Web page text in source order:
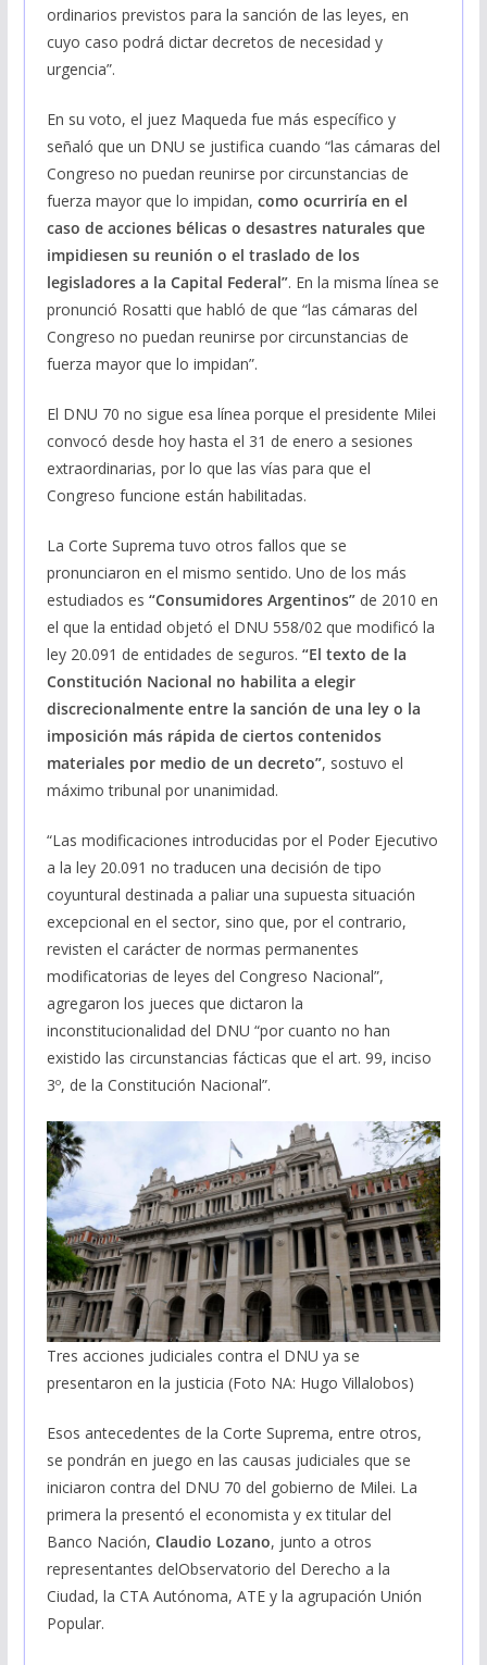
ordinarios previstos para la sanción de las leyes, en
cuyo caso podrá dictar decretos de necesidad y
urgencia”.
En su voto, el juez Maqueda fue más específico y
señaló que un DNU se justifica cuando “las cámaras del
Congreso no puedan reunirse por circunstancias de
fuerza mayor que lo impidan, como ocurriría en el
caso de acciones bélicas o desastres naturales que
impidiesen su reunión o el traslado de los
legisladores a la Capital Federal”. En la misma línea se
pronunció Rosatti que habló de que “las cámaras del
Congreso no puedan reunirse por circunstancias de
fuerza mayor que lo impidan”.
El DNU 70 no sigue esa línea porque el presidente Milei
convocó desde hoy hasta el 31 de enero a sesiones
extraordinarias, por lo que las vías para que el
Congreso funcione están habilitadas.
La Corte Suprema tuvo otros fallos que se
pronunciaron en el mismo sentido. Uno de los más
estudiados es “Consumidores Argentinos” de 2010 en
el que la entidad objetó el DNU 558/02 que modificó la
ley 20.091 de entidades de seguros. “El texto de la
Constitución Nacional no habilita a elegir
discrecionalmente entre la sanción de una ley o la
imposición más rápida de ciertos contenidos
materiales por medio de un decreto”, sostuvo el
máximo tribunal por unanimidad.
“Las modificaciones introducidas por el Poder Ejecutivo
a la ley 20.091 no traducen una decisión de tipo
coyuntural destinada a paliar una supuesta situación
excepcional en el sector, sino que, por el contrario,
revisten el carácter de normas permanentes
modificatorias de leyes del Congreso Nacional”,
agregaron los jueces que dictaron la
inconstitucionalidad del DNU “por cuanto no han
existido las circunstancias fácticas que el art. 99, inciso
3º, de la Constitución Nacional”.
Tres acciones judiciales contra el DNU ya se
presentaron en la justicia (Foto NA: Hugo Villalobos)
Esos antecedentes de la Corte Suprema, entre otros,
se pondrán en juego en las causas judiciales que se
iniciaron contra del DNU 70 del gobierno de Milei. La
primera la presentó el economista y ex titular del
Banco Nación, Claudio Lozano, junto a otros
representantes delObservatorio del Derecho a la
Ciudad, la CTA Autónoma, ATE y la agrupación Unión
Popular.